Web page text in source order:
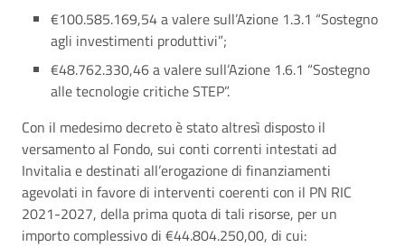
€100.585.169,54 a valere sull’Azione 1.3.1 “Sostegno
agli investimenti produttivi”;
€48.762.330,46 a valere sull’Azione 1.6.1 “Sostegno
alle tecnologie critiche STEP”.
Con il medesimo decreto è stato altresì disposto il
versamento al Fondo, sui conti correnti intestati ad
Invitalia e destinati all’erogazione di finanziamenti
agevolati in favore di interventi coerenti con il PN RIC
2021-2027, della prima quota di tali risorse, per un
importo complessivo di €44.804.250,00, di cui: